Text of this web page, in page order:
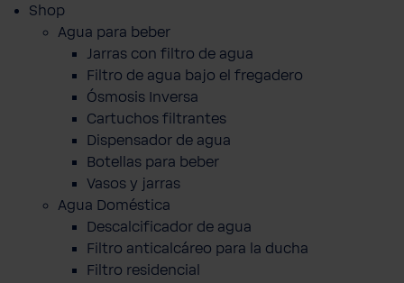
Shop
Agua para beber
Jarras con filtro de agua
Filtro de agua bajo el fregadero
Ósmosis Inversa
Cartuchos filtrantes
Dispensador de agua
Botellas para beber
Vasos y jarras
Agua Doméstica
Descalcificador de agua
Filtro anticalcáreo para la ducha
Filtro residencial